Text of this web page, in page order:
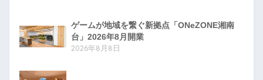
ゲームが地域を繋ぐ新拠点「ONeZONE湘南
台」2026年8月開業
2026年8月8日